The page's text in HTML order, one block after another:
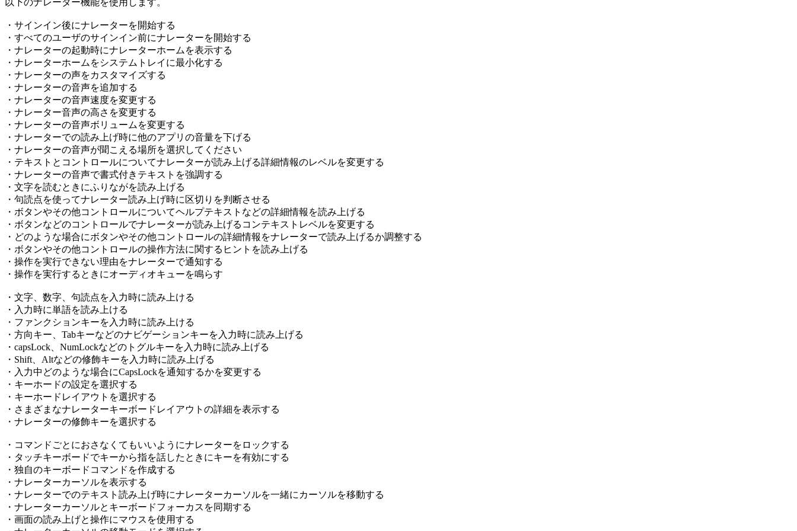
・サインイン後にナレーターを開始する
・すべてのユーザのサインイン前にナレーターを開始する
・ナレーターの起動時にナレーターホームを表示する
・ナレーターホームをシステムトレイに最小化する
・ナレーターの声をカスタマイズする
・ナレーターの音声を追加する
・ナレーターの音声速度を変更する
・ナレーター音声の高さを変更する
・ナレーターの音声ボリュームを変更する
・ナレーターでの読み上げ時に他のアプリの音量を下げる
・ナレーターの音声が聞こえる場所を選択してください
・テキストとコントロールについてナレーターが読み上げる詳細情報のレベルを変更する
・ナレーターの音声で書式付きテキストを強調する
・文字を読むときにふりながを読み上げる
・句読点を使ってナレーター読み上げ時に区切りを判断させる
・ボタンやその他コントロールについてヘルプテキストなどの詳細情報を読み上げる
・ボタンなどのコントロールでナレーターが読み上げるコンテキストレベルを変更する
・どのような場合にボタンやその他コントロールの詳細情報をナレーターで読み上げるか調整する
・ボタンやその他コントロールの操作方法に関するヒントを読み上げる
・操作を実行できない理由をナレーターで通知する
・操作を実行するときにオーディオキューを鳴らす
・文字、数字、句読点を入力時に読み上ける
・入力時に単語を読み上ける
・ファンクションキーを入力時に読み上ける
・方向キー、Tabキーなどのナビゲーションキーを入力時に読み上げる
・capsLock、NumLockなどのトグルキーを入力時に読み上げる
・Shift、Altなどの修飾キーを入力時に読み上げる
・入力中どのような場合にCapsLockを通知するかを変更する
・キーホードの設定を選択する
・キーホードレイアウトを選択する
・さまざまなナレーターキーボードレイアウトの詳細を表示する
・ナレーターの修飾キーを選択する
・コマンドごとにおさなくてもいいようにナレーターをロックする
・タッチキーボードでキーから指を話したときにキーを有効にする
・独自のキーボードコマンドを作成する
・ナレーターカーソルを表示する
・ナレーターでのテキスト読み上げ時にナレーターカーソルを一緒にカーソルを移動する
・ナレーターカーソルとキーボードフォーカスを同期する
・画面の読み上げと操作にマウスを使用する